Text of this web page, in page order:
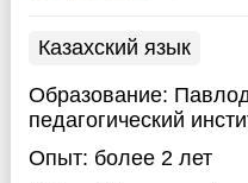
Казахский язык
Образование:
педагогический
Опыт: более 2 лет